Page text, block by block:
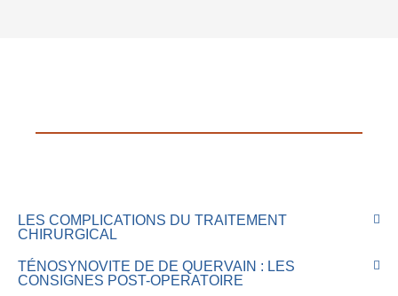
LES COMPLICATIONS DU TRAITEMENT
CHIRURGICAL
TÉNOSYNOVITE DE DE QUERVAIN : LES
CONSIGNES POST-OPERATOIRE